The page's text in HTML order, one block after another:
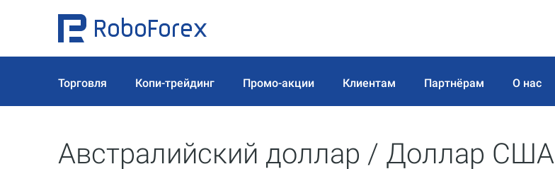
Торговля Копи-трейдинг Промо-акции Клиентам Партнёрам О нас
Австралийский доллар / Доллар США